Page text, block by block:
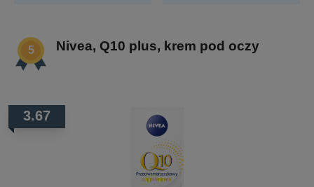
Nivea, Q10 plus, krem pod oczy
3.67